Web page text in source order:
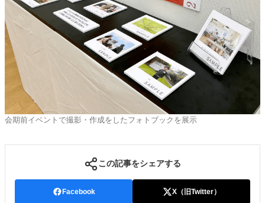
会期前イベントで撮影・作成をしたフォトブックを展示
この記事をシェアする
Facebook X（旧Twitter）